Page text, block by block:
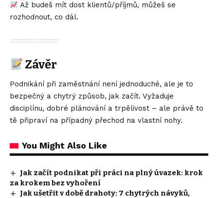
Až budeš mít dost klientů/příjmů, můžeš se
rozhodnout, co dál.
Závěr
Podnikání při zaměstnání není jednoduché, ale je to
bezpečný a chytrý způsob, jak začít. Vyžaduje
disciplínu, dobré plánování a trpělivost – ale právě to
tě připraví na případný přechod na vlastní nohy.
You Might Also Like
Jak začít podnikat při práci na plný úvazek: krok
za krokem bez vyhoření
Jak ušetřit v době drahoty: 7 chytrých návyků,